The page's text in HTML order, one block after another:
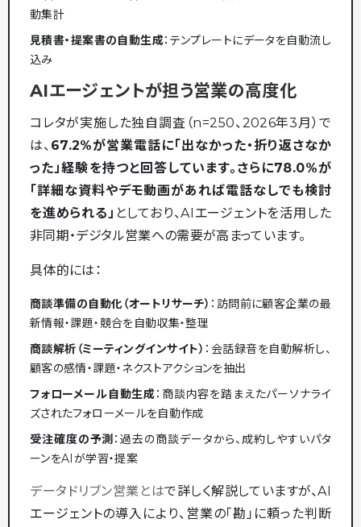
動集計
見積書・提案書の自動生成：テンプレートにデータを自動流し
込み
AIエージェントが担う営業の高度化
コレタが実施した独自調査（n=250、2026年3月）で
は、 67.2%が営業電話に「出なかった・折り返さなか
った」経験を持つと回答しています。さらに78.0%が
「詳細な資料やデモ動画があれば電話なしでも検討
を進められる」 としており、AIエージェントを活用した
非同期・デジタル営業への需要が高まっています。
具体的には：
商談準備の自動化（オートリサーチ） ：訪問前に顧客企業の最
新情報・課題・競合を自動収集・整理
商談解析（ミーティングインサイト） ：会話録音を自動解析し、
顧客の感情・課題・ネクストアクションを抽出
フォローメール自動生成：商談内容を踏まえたパーソナライ
ズされたフォローメールを自動作成
受注確度の予測 ：過去の商談データから、成約しやすいパタ
ーンをAIが学習・提案
データドリブン営業とはで詳しく解説していますが、AI
エージェントの導入により、営業の「勘」に頼った判断